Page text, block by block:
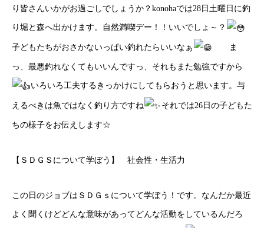
り皆さんいかがお過ごしでしょうか？konohaでは28日土曜日に釣
り堀と森へ出かけます。自然満喫デー！！いいでしょ～？
子どもたちがおさかないっぱい釣れたらいいなぁ ま
っ、最悪釣れなくてもいいんですっ、それもまた勉強ですから
いろいろ工夫するきっかけにしてもらおうと思います。与
えるべきは魚ではなく釣り方ですね それでは26日の子どもた
ちの様子をお伝えします☆
【ＳＤＧＳについて学ぼう】 社会性・生活力
この日のジョブはＳＤＧｓについて学ぼう！です。なんだか最近
よく聞くけどどんな意味があってどんな活動をしているんだろ